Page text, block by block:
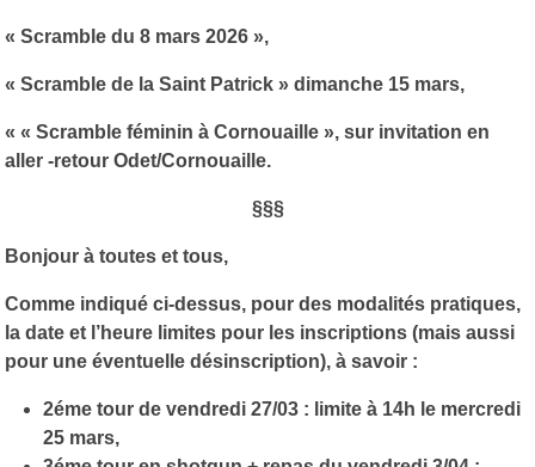
« Scramble du 8 mars 2026 »,
« Scramble de la Saint Patrick » dimanche 15 mars,
« « Scramble féminin à Cornouaille », sur invitation en
aller -retour Odet/Cornouaille.
§§§
Bonjour à toutes et tous,
Comme indiqué ci-dessus, pour des modalités pratiques,
la date et l’heure limites pour les inscriptions (mais aussi
pour une éventuelle désinscription), à savoir :
2éme tour de vendredi 27/03 : limite à 14h le mercredi
25 mars,